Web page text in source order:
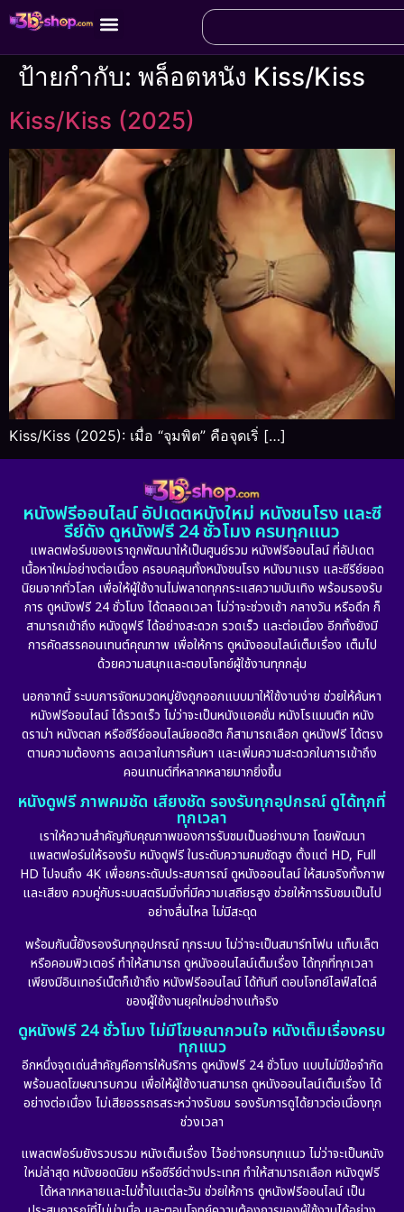
ป้ายกำกับ: พล็อตหนัง Kiss/Kiss
Kiss/Kiss (2025)
Kiss/Kiss (2025): เมื่อ “จุมพิต” คือจุดเริ่ […]
หนังฟรีออนไลน์ อัปเดตหนังใหม่ หนังชนโรง และซี
รีย์ดัง ดูหนังฟรี 24 ชั่วโมง ครบทุกแนว
แพลตฟอร์มของเราถูกพัฒนาให้เป็นศูนย์รวม หนังฟรีออนไลน์ ที่อัปเดต
เนื้อหาใหม่อย่างต่อเนื่อง ครอบคลุมทั้งหนังชนโรง หนังมาแรง และซีรีย์ยอด
นิยมจากทั่วโลก เพื่อให้ผู้ใช้งานไม่พลาดทุกกระแสความบันเทิง พร้อมรองรับ
การ ดูหนังฟรี 24 ชั่วโมง ได้ตลอดเวลา ไม่ว่าจะช่วงเช้า กลางวัน หรือดึก ก็
สามารถเข้าถึง หนังดูฟรี ได้อย่างสะดวก รวดเร็ว และต่อเนื่อง อีกทั้งยังมี
การคัดสรรคอนเทนต์คุณภาพ เพื่อให้การ ดูหนังออนไลน์เต็มเรื่อง เต็มไป
ด้วยความสนุกและตอบโจทย์ผู้ใช้งานทุกกลุ่ม
นอกจากนี้ ระบบการจัดหมวดหมู่ยังถูกออกแบบมาให้ใช้งานง่าย ช่วยให้ค้นหา
หนังฟรีออนไลน์ ได้รวดเร็ว ไม่ว่าจะเป็นหนังแอคชั่น หนังโรแมนติก หนัง
ดราม่า หนังตลก หรือซีรีย์ออนไลน์ยอดฮิต ก็สามารถเลือก ดูหนังฟรี ได้ตรง
ตามความต้องการ ลดเวลาในการค้นหา และเพิ่มความสะดวกในการเข้าถึง
คอนเทนต์ที่หลากหลายมากยิ่งขึ้น
หนังดูฟรี ภาพคมชัด เสียงชัด รองรับทุกอุปกรณ์ ดูได้ทุกที่
ทุกเวลา
เราให้ความสำคัญกับคุณภาพของการรับชมเป็นอย่างมาก โดยพัฒนา
แพลตฟอร์มให้รองรับ หนังดูฟรี ในระดับความคมชัดสูง ตั้งแต่ HD, Full
HD ไปจนถึง 4K เพื่อยกระดับประสบการณ์ ดูหนังออนไลน์ ให้สมจริงทั้งภาพ
และเสียง ควบคู่กับระบบสตรีมมิ่งที่มีความเสถียรสูง ช่วยให้การรับชมเป็นไป
อย่างลื่นไหล ไม่มีสะดุด
พร้อมกันนี้ยังรองรับทุกอุปกรณ์ ทุกระบบ ไม่ว่าจะเป็นสมาร์ทโฟน แท็บเล็ต
หรือคอมพิวเตอร์ ทำให้สามารถ ดูหนังออนไลน์เต็มเรื่อง ได้ทุกที่ทุกเวลา
เพียงมีอินเทอร์เน็ตก็เข้าถึง หนังฟรีออนไลน์ ได้ทันที ตอบโจทย์ไลฟ์สไตล์
ของผู้ใช้งานยุคใหม่อย่างแท้จริง
ดูหนังฟรี 24 ชั่วโมง ไม่มีโฆษณากวนใจ หนังเต็มเรื่องครบ
ทุกแนว
อีกหนึ่งจุดเด่นสำคัญคือการให้บริการ ดูหนังฟรี 24 ชั่วโมง แบบไม่มีข้อจำกัด
พร้อมลดโฆษณารบกวน เพื่อให้ผู้ใช้งานสามารถ ดูหนังออนไลน์เต็มเรื่อง ได้
อย่างต่อเนื่อง ไม่เสียอรรถรสระหว่างรับชม รองรับการดูได้ยาวต่อเนื่องทุก
ช่วงเวลา
แพลตฟอร์มยังรวบรวม หนังเต็มเรื่อง ไว้อย่างครบทุกแนว ไม่ว่าจะเป็นหนัง
ใหม่ล่าสุด หนังยอดนิยม หรือซีรีย์ต่างประเทศ ทำให้สามารถเลือก หนังดูฟรี
ได้หลากหลายและไม่ซ้ำในแต่ละวัน ช่วยให้การ ดูหนังฟรีออนไลน์ เป็น